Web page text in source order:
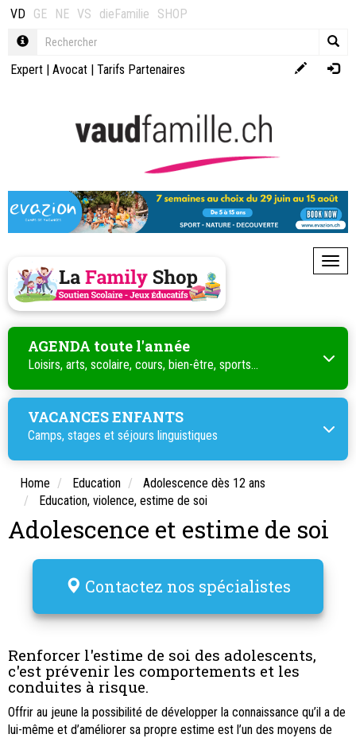
VD GE NE VS dieFamilie SHOP
Expert | Avocat | Tarifs Partenaires
AGENDA toute l'année
Loisirs, arts, scolaire, cours, bien-être, sports...
VACANCES ENFANTS
Camps, stages et séjours linguistiques
Home Education
Adolescence dès 12 ans
Education, violence, estime de soi
Adolescence et estime de soi
Contactez nos spécialistes
Renforcer l'estime de soi des adolescents,
c'est prévenir les comportements et les
conduites à risque.
Offrir au jeune la possibilité de développer la connaissance qu’il a de
lui-même et d’améliorer sa propre estime est l’un des moyens de